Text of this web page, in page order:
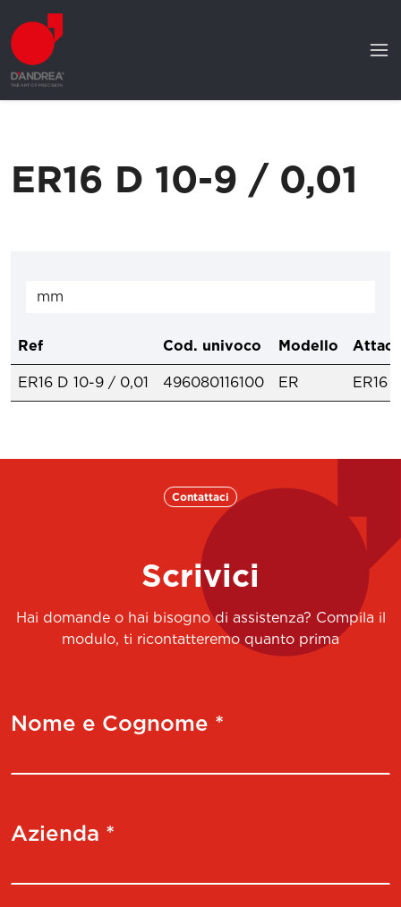
ER16 D 10-9 / 0,01
Ref Cod. univoco Modello
ER16 D 10-9 / 0,01 496080116100 ER ER16
Contattaci
Scrivici
Hai domande o hai bisogno di assistenza? Compila il
modulo, ti ricontatteremo quanto prima
Nome e Cognome *
Azienda *